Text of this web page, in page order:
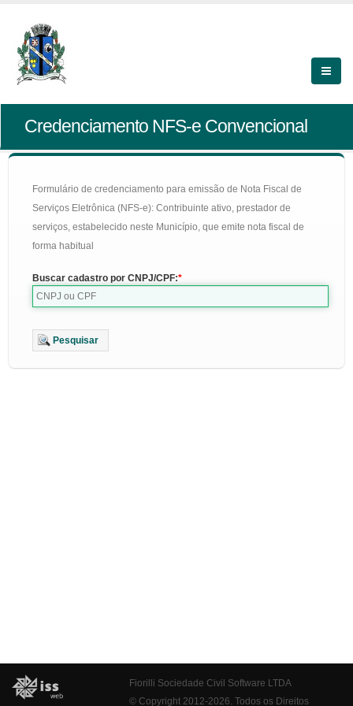
Credenciamento NFS-e Convencional
Formulário de credenciamento para emissão de Nota Fiscal de
Serviços Eletrônica (NFS-e): Contribuinte ativo, prestador de
serviços, estabelecido neste Município, que emite nota fiscal de
forma habitual
Buscar cadastro por CNPJ/CPF:
Pesquisar
Fiorilli Sociedade Civil Software LTDA
© Copyright 2012-2026. Todos os Direitos